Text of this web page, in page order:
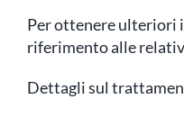
Per ottenere ulteriori
riferimento alle
Dettagli sul